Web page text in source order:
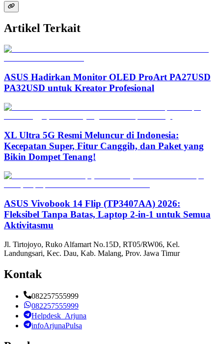
Artikel Terkait
ASUS Hadirkan Monitor OLED ProArt PA27USD
PA32USD untuk Kreator Profesional
XL Ultra 5G Resmi Meluncur di Indonesia:
Kecepatan Super, Fitur Canggih, dan Paket yang
Bikin Dompet Tenang!
ASUS Vivobook 14 Flip (TP3407AA) 2026:
Fleksibel Tanpa Batas, Laptop 2-in-1 untuk Semua
Aktivitasmu
Jl. Tirtojoyo, Ruko Alfamart No.15D, RT05/RW06, Kel.
Landungsari, Kec. Dau, Kab. Malang, Prov. Jawa Timur
Kontak
082257555999
082257555999
Helpdesk_Arjuna
infoArjunaPulsa